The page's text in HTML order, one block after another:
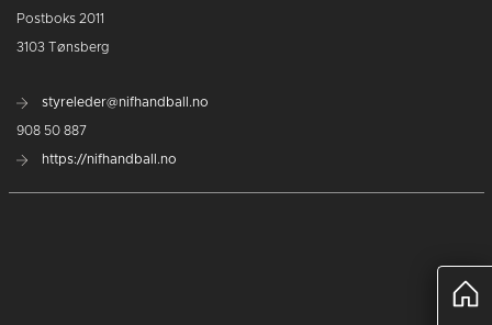
Postboks 2011
3103 Tønsberg
styreleder@nifhandball.no
908 50 887
https://nifhandball.no